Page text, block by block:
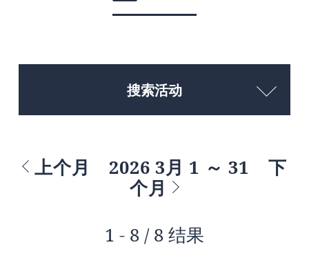
搜索活动
上个月 2026 3月 1 ～ 31
下
个月
1 - 8 / 8 结果